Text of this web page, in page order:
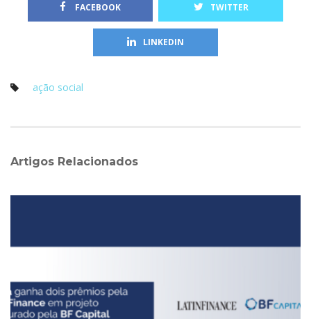
FACEBOOK TWITTER
LINKEDIN
ação social
Artigos Relacionado